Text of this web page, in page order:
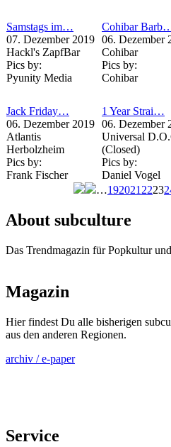
Samstags im…
07. Dezember 2019
Hackl's ZapfBar
Pics by:
Pyunity Media
Cohibar
06. Dezember
Cohibar
Pics by:
Cohibar
Jack Friday…
06. Dezember 2019
Atlantis
Herbolzheim
Pics by:
Frank Fischer
1 Year Strai…
06. Dezember
Universal
(Closed)
Pics by:
Daniel Vogel
…192021 2223
About subculture
Das Trendmagazin für Popkultur
Magazin
Hier findest Du alle bisherigen
aus den anderen Regionen.
archiv / e-paper
Service